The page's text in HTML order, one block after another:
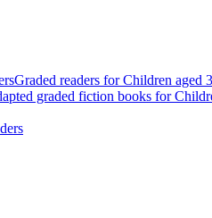
Graded readers for Children aged
graded fiction books for